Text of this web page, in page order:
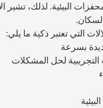
البيئية. لذلك،
التي تعتبر ذكية ما يلي:
بسرعة
لحل المشكلات